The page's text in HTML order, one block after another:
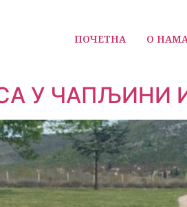
ПОЧЕТНА О
У ЧАПЉИНИ